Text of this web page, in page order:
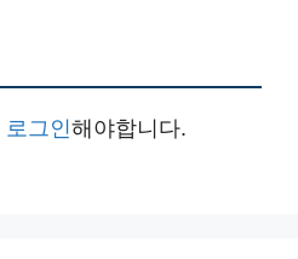
로그인해야합니다.